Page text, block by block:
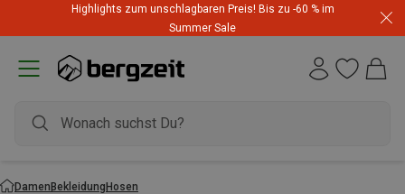
Highlights zum unschlagbaren Preis! Bis zu -60 % im
Summer Sale
DamenBekleidungHosen